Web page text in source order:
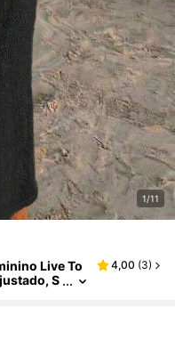
1/11
Live To
S
4,00 (3)